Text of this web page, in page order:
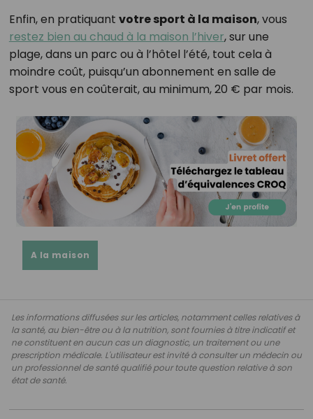
Enfin, en pratiquant votre sport à la maison, vous
restez bien au chaud à la maison l’hiver, sur une
plage, dans un parc ou à l’hôtel l’été, tout cela à
moindre coût, puisqu’un abonnement en salle de
sport vous en coûterait, au minimum, 20 € par mois.
A la maison
Les informations diffusées sur les articles, notamment celles relatives à
la santé, au bien-être ou à la nutrition, sont fournies à titre indicatif et
ne constituent en aucun cas un diagnostic, un traitement ou une
prescription médicale. L'utilisateur est invité à consulter un médecin ou
un professionnel de santé qualifié pour toute question relative à son
état de santé.